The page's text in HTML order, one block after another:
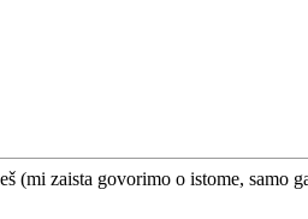
zaista govorimo o istome, samo